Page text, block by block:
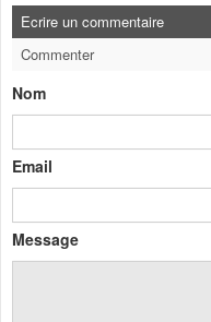
Ecrire un commentaire
Commenter
Nom
Email
Message